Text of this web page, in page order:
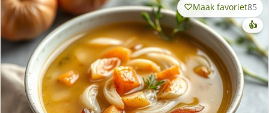
Maak favoriet85
👍